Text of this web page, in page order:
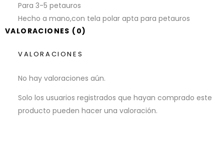
Para 3-5 petauros
Hecho a mano,con tela polar apta para petauros
VALORACIONES (0)
VALORACIONES
No hay valoraciones aún.
Solo los usuarios registrados que hayan comprado este
producto pueden hacer una valoración.